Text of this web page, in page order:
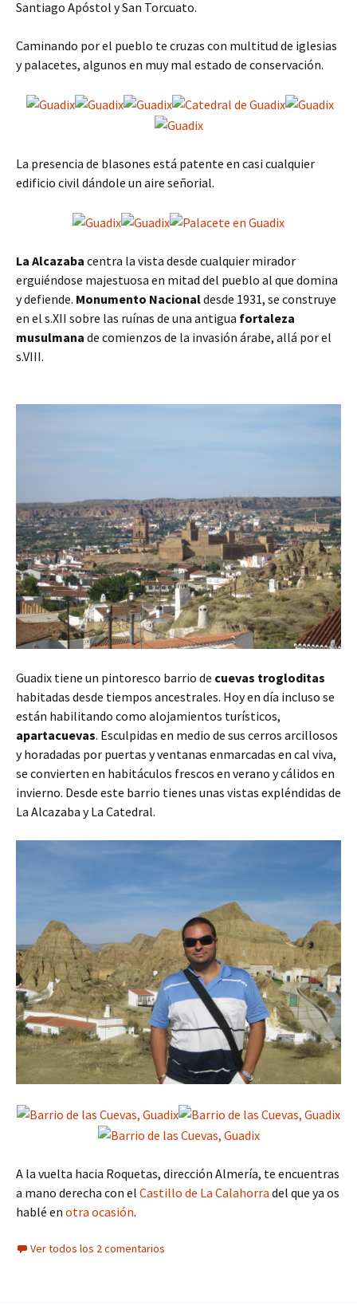
Santiago Apóstol y San Torcuato.
Caminando por el pueblo te cruzas con multitud de iglesias
y palacetes, algunos en muy mal estado de conservación.
La presencia de blasones está patente en casi cualquier
edificio civil dándole un aire señorial.
La Alcazaba centra la vista desde cualquier mirador
erguiéndose majestuosa en mitad del pueblo al que domina
y defiende. Monumento Nacionaldesde 1931, se construye
en el s.XII sobre las ruínas de una antigua fortaleza
musulmana de comienzos de la invasión árabe, allá por el
s.VIII.
Guadix tiene un pintoresco barrio de cuevas trogloditas
habitadas desde tiempos ancestrales. Hoy en día incluso se
están habilitando como alojamientos turísticos,
apartacuevas. Esculpidas en medio de sus cerros arcillosos
y horadadas por puertas y ventanas enmarcadas en cal viva,
se convierten en habitáculos frescos en verano y cálidos en
invierno. Desde este barrio tienes unas vistas expléndidas de
La Alcazaba y La Catedral.
A la vuelta hacia Roquetas, dirección Almería, te encuentras
a mano derecha con el Castillo de La Calahorra del que ya os
hablé en otra ocasión.
Ver todos los 2 comentarios